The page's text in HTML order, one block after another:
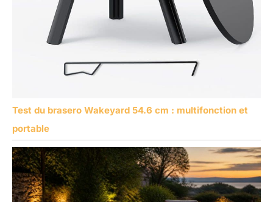
Test du brasero Wakeyard 54.6 cm : multifonction et
portable